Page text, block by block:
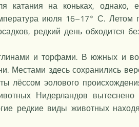
катания на коньках, однако,
июля 16–17° С. Летом
редкий день обходится
и торфами. В южных и
Местами здесь сохранились
лёссом эолового
Нидерландов вытеснено
редкие виды животных